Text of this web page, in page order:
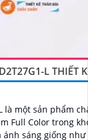
L THIẾT
là một sản phẩm
Full Color trong